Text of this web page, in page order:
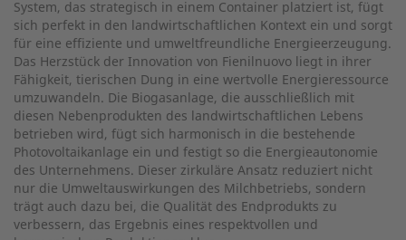
System, das strategisch in einem Container platziert ist, fügt
sich perfekt in den landwirtschaftlichen Kontext ein und sorgt
für eine effiziente und umweltfreundliche Energieerzeugung.
Das Herzstück der Innovation von Fienilnuovo liegt in ihrer
Fähigkeit, tierischen Dung in eine wertvolle Energieressource
umzuwandeln. Die Biogasanlage, die ausschließlich mit
diesen Nebenprodukten des landwirtschaftlichen Lebens
betrieben wird, fügt sich harmonisch in die bestehende
Photovoltaikanlage ein und festigt so die Energieautonomie
des Unternehmens. Dieser zirkuläre Ansatz reduziert nicht
nur die Umweltauswirkungen des Milchbetriebs, sondern
trägt auch dazu bei, die Qualität des Endprodukts zu
verbessern, das Ergebnis eines respektvollen und